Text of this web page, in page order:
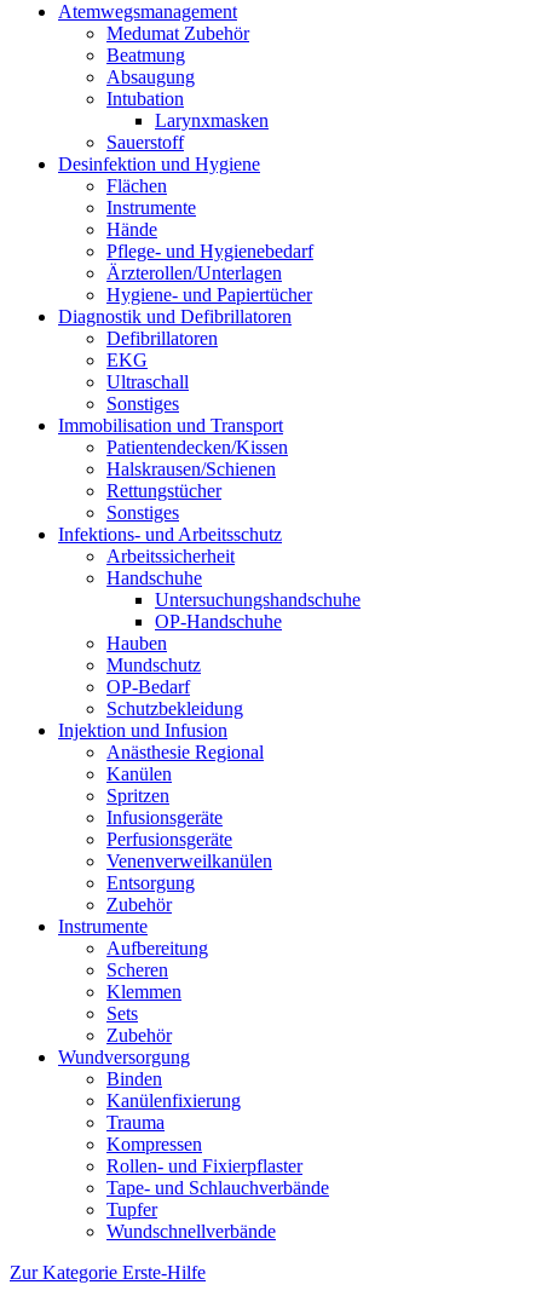
Atemwegsmanagement
Medumat Zubehör
Beatmung
Absaugung
Intubation
Larynxmasken
Sauerstoff
Desinfektion und Hygiene
Flächen
Instrumente
Hände
Pflege- und Hygienebedarf
Ärzterollen/Unterlagen
Hygiene- und Papiertücher
Diagnostik und Defibrillatoren
Defibrillatoren
EKG
Ultraschall
Sonstiges
Immobilisation und Transport
Patientendecken/Kissen
Halskrausen/Schienen
Rettungstücher
Sonstiges
Infektions- und Arbeitsschutz
Arbeitssicherheit
Handschuhe
Untersuchungshandschuhe
OP-Handschuhe
Hauben
Mundschutz
OP-Bedarf
Schutzbekleidung
Injektion und Infusion
Anästhesie Regional
Kanülen
Spritzen
Infusionsgeräte
Perfusionsgeräte
Venenverweilkanülen
Entsorgung
Zubehör
Instrumente
Aufbereitung
Scheren
Klemmen
Sets
Zubehör
Wundversorgung
Binden
Kanülenfixierung
Trauma
Kompressen
Rollen- und Fixierpflaster
Tape- und Schlauchverbände
Tupfer
Wundschnellverbände
Zur Kategorie Erste-Hilfe